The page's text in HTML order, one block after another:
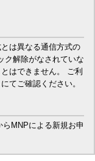
は異なる通信方式の
ク解除がなされていな
はできません。 ご利
てご確認ください。
MNPによる新規お申